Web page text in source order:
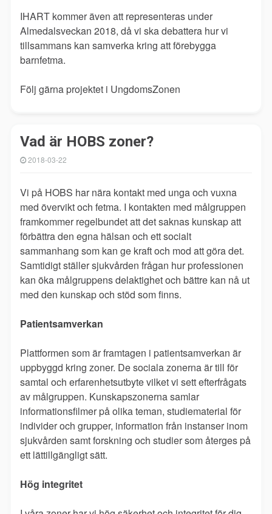
IHART kommer även att representeras under
Almedalsveckan 2018, då vi ska debattera hur vi
tillsammans kan samverka kring att förebygga
barnfetma.
Följ gärna projektet i UngdomsZonen
Vad är HOBS zoner?
2018-03-22
Vi på HOBS har nära kontakt med unga och vuxna
med övervikt och fetma. I kontakten med målgruppen
framkommer regelbundet att det saknas kunskap att
förbättra den egna hälsan och ett socialt
sammanhang som kan ge kraft och mod att göra det.
Samtidigt ställer sjukvården frågan hur professionen
kan öka målgruppens delaktighet och bättre kan nå ut
med den kunskap och stöd som finns.
Patientsamverkan
Plattformen som är framtagen i patientsamverkan är
uppbyggd kring zoner. De sociala zonerna är till för
samtal och erfarenhetsutbyte vilket vi sett efterfrågats
av målgruppen. Kunskapszonerna samlar
informationsfilmer på olika teman, studiematerial för
individer och grupper, information från instanser inom
sjukvården samt forskning och studier som återges på
ett lättillgängligt sätt.
Hög integritet